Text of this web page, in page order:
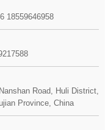
18559646958
Road, Huli District,
Province, China